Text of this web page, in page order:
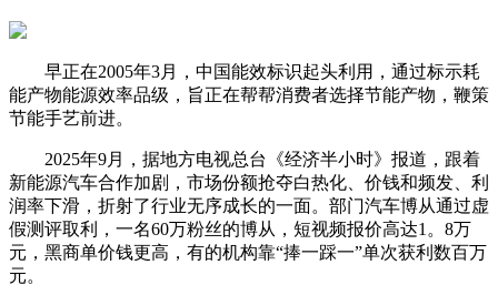
早正在2005年3月，中国能效标识起头利用，通过标示耗
能产物能源效率品级，旨正在帮帮消费者选择节能产物，鞭策
节能手艺前进。
2025年9月，据地方电视总台《经济半小时》报道，跟着
新能源汽车合作加剧，市场份额抢夺白热化、价钱和频发、利
润率下滑，折射了行业无序成长的一面。部门汽车博从通过虚
假测评取利，一名60万粉丝的博从，短视频报价高达1。8万
元，黑商单价钱更高，有的机构靠“捧一踩一”单次获利数百万
元。